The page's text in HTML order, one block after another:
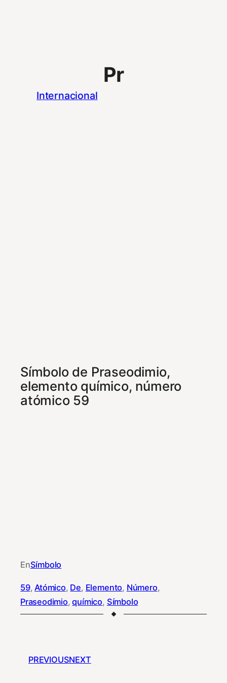
Pr
Internacional
Símbolo de Praseodimio,
elemento químico, número
atómico 59
EnSímbolo
59, Atómico, De, Elemento, Número
Praseodimio, químico, Símbolo
PREVIOUSNEXT